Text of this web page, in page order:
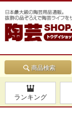
商品検索
ランキング